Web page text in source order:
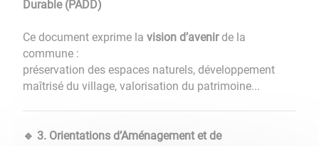
Durable (PADD)
Ce document exprime la vision d’avenirde la
commune :
préservation des espaces naturels, développement
maîtrisé du village, valorisation du patrimoine...
🔹 3. Orientations d’Aménagement et de